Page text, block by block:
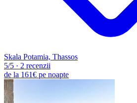
Skala Potamia, Thassos
5/5 · 2 recenzii
de la 161€ pe noapte